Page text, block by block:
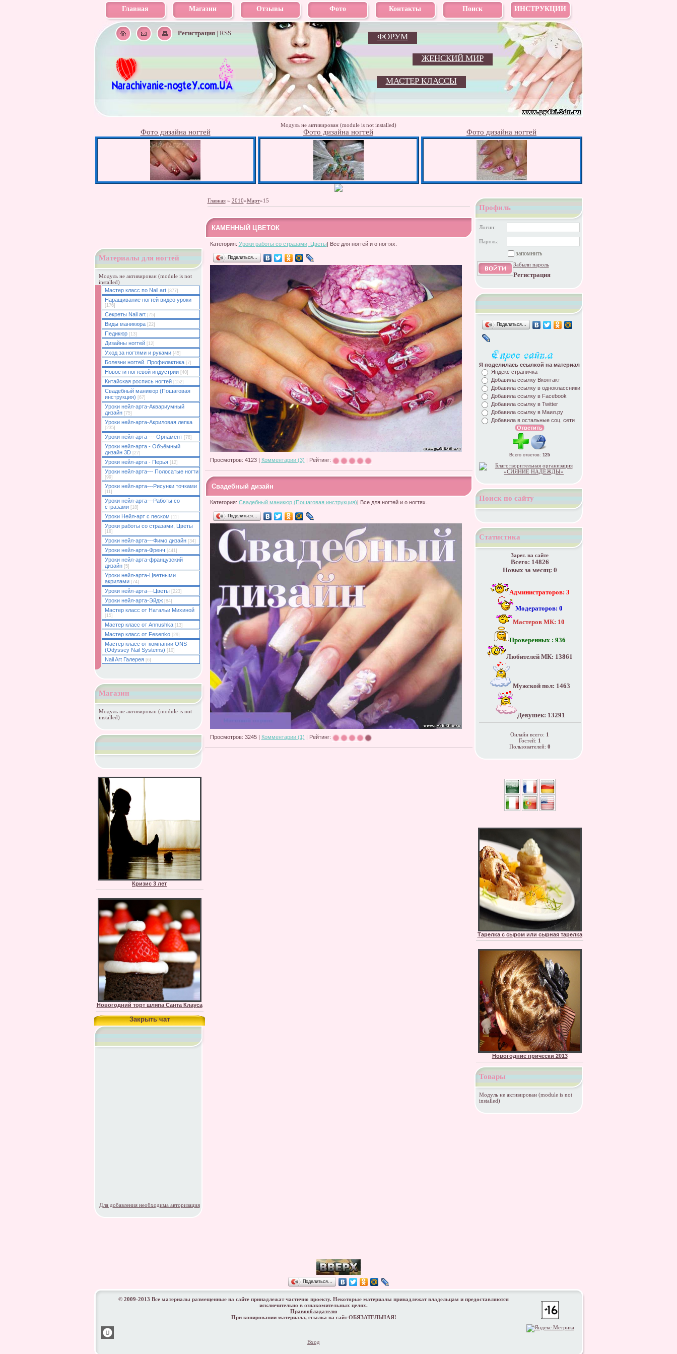
Главная Магазин Отзывы Фото Контакты Поиск ИНСТРУКЦИИ
Регистрация| RSS ФОРУМ
ЖЕНСКИЙ МИР
МАСТЕР КЛАССЫ
Модуль не активирован (module is not installed)
Фото дизайна ногтей Фото дизайна ногтей Фото дизайна ногтей
Главная» 2010»Март»15
КАМЕННЫЙ ЦВЕТОК
Категория: Уроки работы со стразами, Цветы| Все для ногтей и о ногтях.
Поделиться…
Просмотров: 4123 | Комментарии (3) | Рейтинг:
Свадебный дизайн
Категория: Свадебный маникюр (Пошаговая инструкция)| Все для ногтей и о ногтях.
Поделиться…
Просмотров: 3245 | Комментарии (1) | Рейтинг:
Профиль
Логин:
Пароль:
запомнить
Забыли пароль
Регистрация
Поделиться…
Я поделилась ссылкой на материал
Яндекс страничка
Добавила ссылку Вконтакт
Добавила ссылку в одноклассники
Добавила ссылку в Facebook
Добавила ссылку в Twitter
Добавила ссылку в Маил.ру
Добавила в остальные соц. сети
Всего ответов: 125
Поиск по сайту
Статистика
Зарег. на сайте
Всего: 14826
Новых за месяц: 0
Администраторов: 3
Модераторов: 0
Мастеров МК: 10
Проверенных : 936
Любителей МК: 13861
Мужской пол: 1463
Девушек: 13291
Онлайн всего: 1
Гостей: 1
Пользователей: 0
Тарелка с сыром или сырная тарелка
Новогодние прически 2013
Товары
Модуль не активирован (module is not
installed)
Материалы для ногтей
Модуль не активирован (module is not
installed)
Мастер класс по Nail art
[377]
Наращивание ногтей видео уроки
[176]
Секреты Nail art [75]
Виды маникюра [22]
Педикюр [13]
Дизайны ногтей [12]
Уход за ногтями и руками [45]
Болезни ногтей. Профилактика [7]
Новости ногтевой индустрии [40]
Китайская роспись ногтей [152]
Свадебный маникюр (Пошаговая
инструкция)
[67]
Уроки нейл-арта-Аквариумный
дизайн
[75]
Уроки нейл-арта-Акриловая лепка
[235]
Уроки нейл-арта --- Орнамент [78]
Уроки нейл-арта - Объёмный
дизайн 3D
[27]
Уроки нейл-арта - Перья [12]
Уроки нейл-арта--- Полосатые ногти
[99]
Уроки нейл-арта---Рисунки точками
[11]
Уроки нейл-арта---Работы со
стразами
[18]
Уроки Нейл-арт с песком [11]
Уроки работы со стразами, Цветы
[18]
Уроки нейл-арта---Фимо дизайн [34]
Уроки нейл-арта-Френч [441]
Уроки нейл-арта-французский
дизайн
[5]
Уроки нейл-арта-Цветными
акрилами
[74]
Уроки нейл-арта---Цветы [223]
Уроки нейл-арта-Эйдж [84]
Мастер класс от Натальи Михиной
[15]
Мастер класс от Annushka [13]
Мастер класс от Fesenko [29]
Мастер класс от компании ONS
(Odyssey Nail Systems)
[10]
Nail Art Галерея [6]
Магазин
Модуль не активирован (module is not
installed)
Кризис 3 лет
Новогодний торт шляпа Санта Клауса
Закрыть чат
Для добавления необходима авторизация
Поделиться…
© 2009-2013 Все материалы размещенные на сайте принадлежат частично проекту. Некоторые материалы принадлежат владельцам и предоставляются
исключительно в ознакомительных целях.
Правообладателю
При копировании материала, ссылка на сайт ОБЯЗАТЕЛЬНАЯ!
Вход